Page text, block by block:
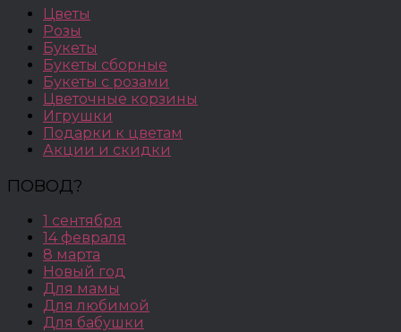
Цветы
Розы
Букеты
Букеты сборные
Букеты с розами
Цветочные корзины
Игрушки
Подарки к цветам
Акции и скидки
ПОВОД?
1 сентября
14 февраля
8 марта
Новый год
Для мамы
Для любимой
Для бабушки